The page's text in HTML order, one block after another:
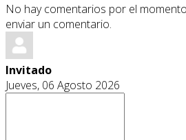
No hay comentarios por el
enviar un comentario.
Invitado
Jueves, 06 Agosto 2026